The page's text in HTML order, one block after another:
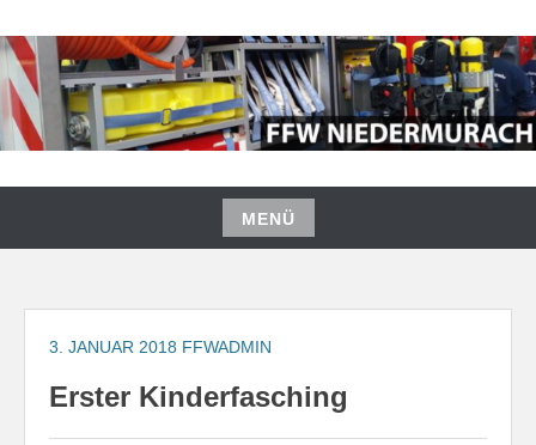
Inhalt
springen
FREIWILLIGE FEUERWEHR
NIEDERMURACH
MENÜ
Zum
springen
3. JANUAR 2018 FFWADMIN
Erster Kinderfasching